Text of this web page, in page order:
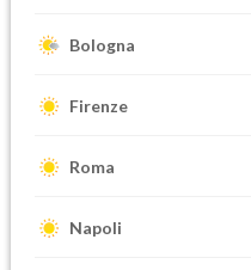
Bologna
Firenze
Roma
Napoli